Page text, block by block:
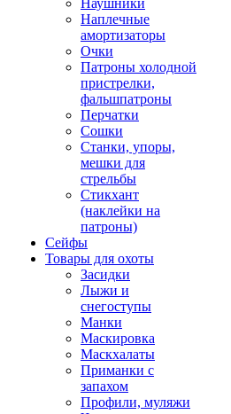
Наушники
Наплечные
амортизаторы
Очки
Патроны холодной
пристрелки,
фальшпатроны
Перчатки
Сошки
Станки, упоры,
мешки для
стрельбы
Стикхант
(наклейки на
патроны)
Сейфы
Товары для охоты
Засидки
Лыжи и
снегоступы
Манки
Маскировка
Маскхалаты
Приманки с
запахом
Профили, муляжи